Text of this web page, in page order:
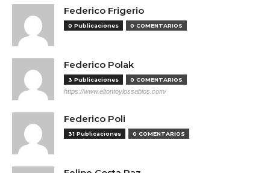
Federico Frigerio
0 Publicaciones 0 COMENTARIOS
Federico Polak
3 Publicaciones 0 COMENTARIOS
https://www.eltontoylossabios.com/
Federico Poli
31 Publicaciones 0 COMENTARIOS